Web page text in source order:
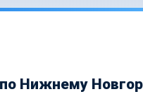
Нижнему